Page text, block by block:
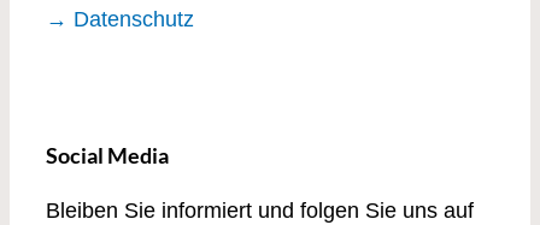
→ Datenschutz
Social Media
Bleiben Sie informiert und folgen Sie uns auf